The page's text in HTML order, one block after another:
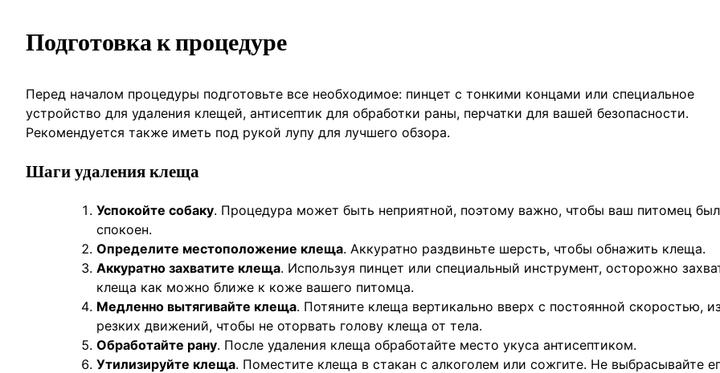
Подготовка к процедуре
Перед началом процедуры подготовьте все необходимое: пинцет с тонкими концами или специальное
устройство для удаления клещей, антисептик для обработки раны, перчатки для вашей безопасности.
Рекомендуется также иметь под рукой лупу для лучшего обзора.
Шаги удаления клеща
Успокойте собаку. Процедура может быть неприятной, поэтому важно, чтобы ваш питомец был
спокоен.
Определите местоположение клеща. Аккуратно раздвиньте шерсть, чтобы обнажить клеща.
Аккуратно захватите клеща. Используя пинцет или специальный инструмент, осторожно
клеща как можно ближе к коже вашего питомца.
Медленно вытягивайте клеща. Потяните клеща вертикально вверх с постоянной скоростью,
резких движений, чтобы не оторвать голову клеща от тела.
Обработайте рану. После удаления клеща обработайте место укуса антисептиком.
Утилизируйте клеща. Поместите клеща в стакан с алкоголем или сожгите. Не выбрасывайте